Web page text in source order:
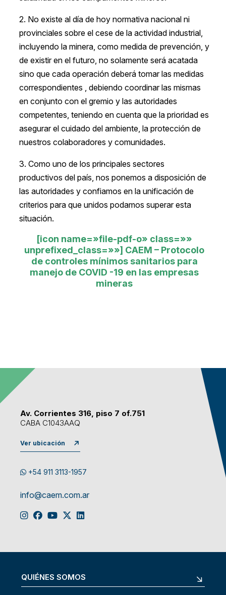
2. No existe al día de hoy normativa nacional ni
provinciales sobre el cese de la actividad industrial,
incluyendo la minera, como medida de prevención, y
de existir en el futuro, no solamente será acatada
sino que cada operación deberá tomar las medidas
correspondientes , debiendo coordinar las mismas
en conjunto con el gremio y las autoridades
competentes, teniendo en cuenta que la prioridad es
asegurar el cuidado del ambiente, la protección de
nuestros colaboradores y comunidades.
3. Como uno de los principales sectores
productivos del país, nos ponemos a disposición de
las autoridades y confiamos en la unificación de
criterios para que unidos podamos superar esta
situación.
[icon name=»file-pdf-o» class=»»
unprefixed_class=»»] CAEM – Protocolo
de controles mínimos sanitarios para
manejo de COVID -19 en las empresas
mineras
Av. Corrientes 316, piso 7 of.751
CABA C1043AAQ
Ver ubicación
+54 911 3113-1957
info@caem.com.ar
QUIÉNES SOMOS